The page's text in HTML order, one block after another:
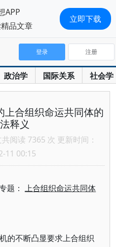
政治学 国际关系 社会学
登录 注册
上合组织命运共同体的
释义
阅读 7365 次 更新时间：
11 00:15
题：上合组织命运共同体
的不断凸显要求上合组织
APP
品文章
立即下载